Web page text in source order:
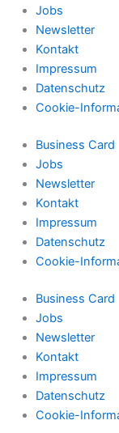
Jobs
Newsletter
Kontakt
Impressum
Datenschutz
Cookie-
Business Card
Jobs
Newsletter
Kontakt
Impressum
Datenschutz
Cookie-
Business Card
Jobs
Newsletter
Kontakt
Impressum
Datenschutz
Cookie-